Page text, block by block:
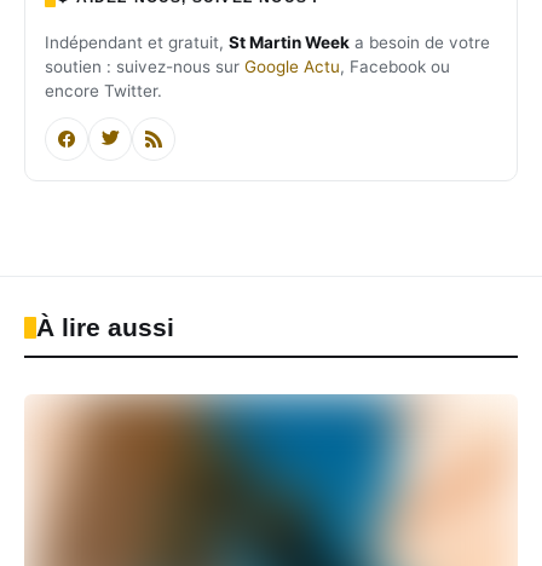
Indépendant et gratuit, St Martin Week a besoin de votre
soutien : suivez-nous sur Google Actu, Facebook ou
encore Twitter.
À lire aussi